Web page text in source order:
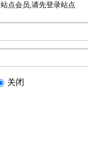
点会员,请先登录站点
关闭